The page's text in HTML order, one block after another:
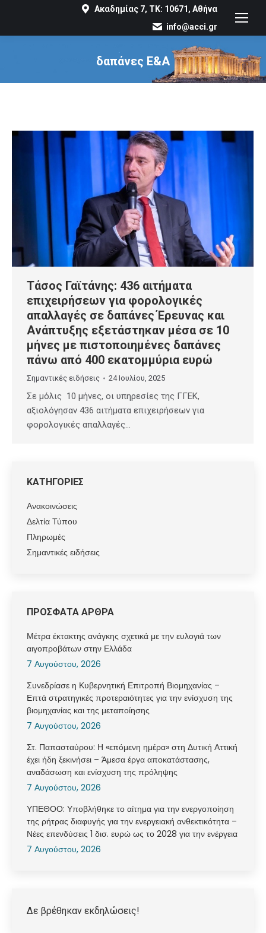
Ακαδημίας 7, ΤΚ: 10671, Αθήνα
info@acci.gr
δαπάνες Ε&Α
You are here:
Τάσος Γαϊτάνης: 436 αιτήματα
επιχειρήσεων για φορολογικές
απαλλαγές σε δαπάνες Έρευνας και
Ανάπτυξης εξετάστηκαν μέσα σε 10
μήνες με πιστοποιημένες δαπάνες
πάνω από 400 εκατομμύρια ευρώ
Σημαντικές ειδήσεις 24 Ιουλίου, 2025
Σε μόλις 10 μήνες, οι υπηρεσίες της ΓΓΕΚ,
αξιολόγησαν 436 αιτήματα επιχειρήσεων για
φορολογικές απαλλαγές…
ΚΑΤΗΓΟΡΙΕΣ
Ανακοινώσεις
Δελτία Τύπου
Πληρωμές
Σημαντικές ειδήσεις
ΠΡΟΣΦΑΤΑ ΑΡΘΡΑ
Μέτρα έκτακτης ανάγκης σχετικά με την ευλογιά των
αιγοπροβάτων στην Ελλάδα
7 Αυγούστου, 2026
Συνεδρίασε η Κυβερνητική Επιτροπή Βιομηχανίας –
Επτά στρατηγικές προτεραιότητες για την ενίσχυση της
βιομηχανίας και της μεταποίησης
7 Αυγούστου, 2026
Στ. Παπασταύρου: Η «επόμενη ημέρα» στη Δυτική Αττική
έχει ήδη ξεκινήσει – Άμεσα έργα αποκατάστασης,
αναδάσωση και ενίσχυση της πρόληψης
7 Αυγούστου, 2026
ΥΠΕΘΟΟ: Υποβλήθηκε το αίτημα για την ενεργοποίηση
της ρήτρας διαφυγής για την ενεργειακή ανθεκτικότητα –
Νέες επενδύσεις 1 δισ. ευρώ ως το 2028 για την ενέργεια
7 Αυγούστου, 2026
Δε βρέθηκαν εκδηλώσεις!